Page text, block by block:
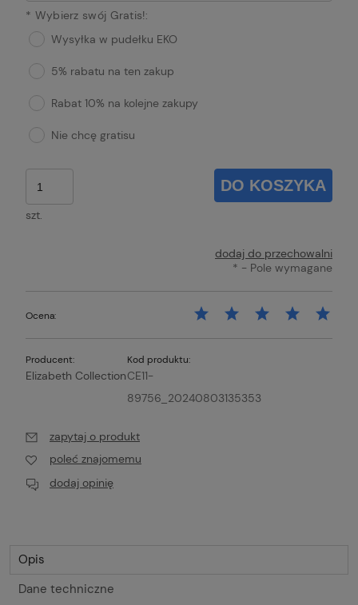
* Wybierz swój Gratis!:
Wysyłka w pudełku EKO
5% rabatu na ten zakup
Rabat 10% na kolejne zakupy
Nie chcę gratisu
szt.
DO KOSZYKA
dodaj do przechowalni
* - Pole wymagane
Ocena:
Producent:
Elizabeth Collection
Kod produktu:
CE11-
89756_20240803135353
zapytaj o produkt
poleć znajomemu
dodaj opinię
Opis
Dane techniczne